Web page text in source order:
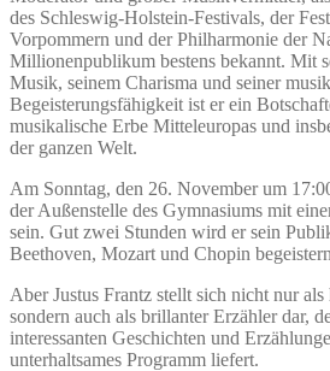
des Schleswig-Holstein-Festivals, der
Vorpommern und der Philharmonie der
Millionenpublikum bestens bekannt. Mit
Musik, seinem Charisma und seiner
Begeisterungsfähigkeit ist er ein
musikalische Erbe Mitteleuropas und
der ganzen Welt.
Am Sonntag, den 26. November um
der Außenstelle des Gymnasiums mit
sein. Gut zwei Stunden wird er sein
Beethoven, Mozart und Chopin
Aber Justus Frantz stellt sich nicht nur
sondern auch als brillanter Erzähler dar,
interessanten Geschichten und
unterhaltsames Programm liefert.